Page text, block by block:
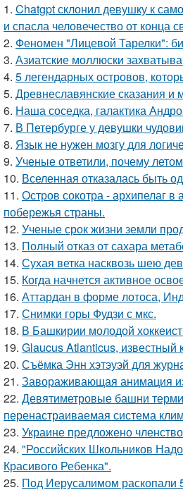
1. Chatgpt склонил девушку к
и спасла человечество от конца
2. Феномен "Лицевой Тарелки":
3. Азиатские моллюски
4. 5 легендарных островов,
5. Древнеславянские сказания и
6. Наша соседка, галактика
7. В Петербурге у девушки
8. Язык не нужен мозгу для
9. Ученые ответили, почему
10. Вселенная отказалась быть
11. Остров сокотра - архипелаг
побережья страны.
12. Ученые срок жизни земли
13. Полный отказ от сахара
14. Сухая ветка насквозь шею
15. Когда начнется активное
16. Аттардан в форме лотоса,
17. Снимки горы Фудзи с мкс.
18. В Башкирии молодой
19. Glaucus Atlanticus, известный
20. Съёмка Энн хэтэуэй для
21. Завораживающая анимация
22. Девятиметровые башни
перенастраиваемая система
23. Украине предложено
24. "Российских Школьников
Красивого Ребенка".
25. Под Иерусалимом раскопали